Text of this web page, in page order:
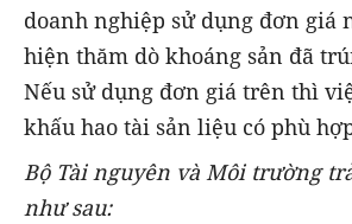
doanh nghiệp sử dụng đơn giá
hiện thăm dò khoáng sản đã
Nếu sử dụng đơn giá trên thì
khấu hao tài sản liệu có phù
Bộ Tài nguyên và Môi trường
như sau: